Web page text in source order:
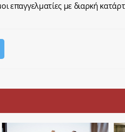
επαγγελματίες με διαρκή